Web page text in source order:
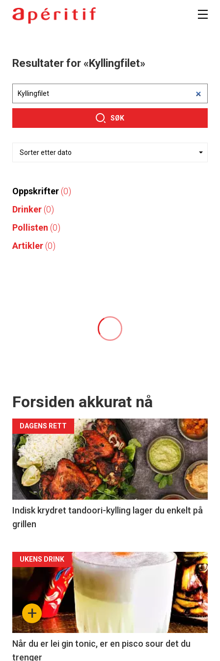
Resultater for «Kyllingfilet»
SØK
Oppskrifter (0)
Drinker (0)
Pollisten (0)
Artikler (0)
Forsiden akkurat nå
DAGENS RETT
Indisk krydret tandoori-kylling lager du enkelt på
grillen
Forsiden
akkurat
nå
-
2
+
UKENS DRINK
Når du er lei gin tonic, er en pisco sour det du
trenger